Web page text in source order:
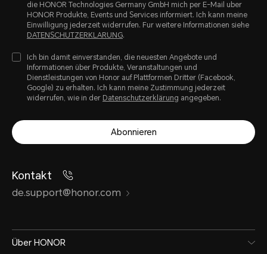
die HONOR Technologies Germany GmbH mich per E-Mail uber
HONOR Produkte, Events und Services informiert. Ich kann meine
Einwilligung jederzeit widerrufen. Fur weitere Informationen siehe
DATENSCHUTZERKLARUNG.
Ich bin damit einverstanden, die neuesten Angebote und
Informationen über Produkte, Veranstaltungen und
Dienstleistungen von Honor auf Plattformen Dritter (Facebook,
Google) zu erhalten. Ich kann meine Zustimmung jederzeit
widerrufen, wie in der Datenschutzerklärung angegeben.
Abonnieren
Kontakt
de.support@honor.com
Über HONOR